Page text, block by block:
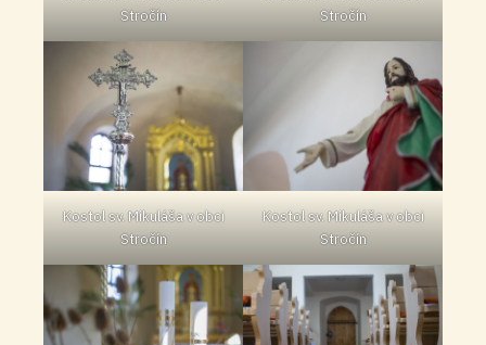
Stročín
Stročín
Kostol sv. Mikuláša v obci
Stročín
Kostol sv. Mikuláša v obci
Stročín